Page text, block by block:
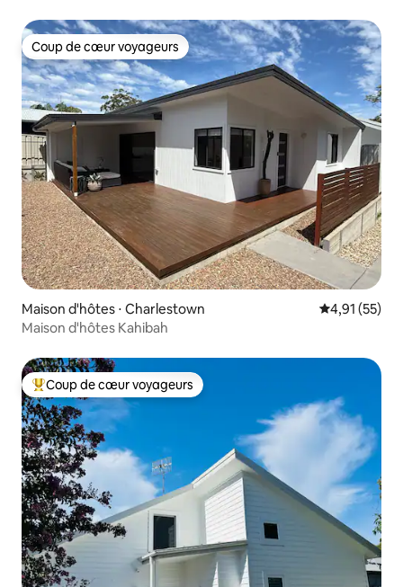
Coup de cœur voyageurs
Coup de cœur voyageurs
Maison d'hôtes ⋅ Charlestown Évaluation
4,91 (55)
Maison d'hôtes Kahibah
Coups de cœur voyageurs les plus appréciés
Coup de cœur voyageurs